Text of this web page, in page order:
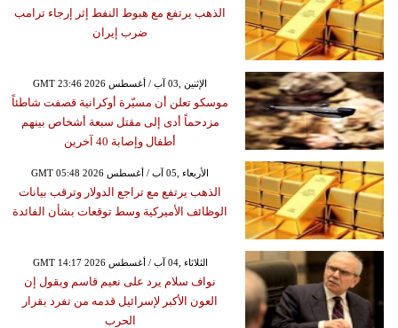
الذهب يرتفع مع هبوط النفط إثر إرجاء ترامب
ضرب إيران
GMT 23:46 2026 الإثنين ,03 آب / أغسطس
موسكو تعلن أن مسيّرة أوكرانية قصفت شاطئاً
مزدحماً أدى إلى مقتل سبعة أشخاص بينهم
أطفال وإصابة 40 آخرين
GMT 05:48 2026 الأربعاء ,05 آب / أغسطس
الذهب يرتفع مع تراجع الدولار وترقب بيانات
الوظائف الأميركية وسط توقعات بشأن الفائدة
GMT 14:17 2026 الثلاثاء ,04 آب / أغسطس
نواف سلام يرد على نعيم قاسم ويقول إن
العون الأكبر لإسرائيل قدمه من تفرد بقرار
الحرب